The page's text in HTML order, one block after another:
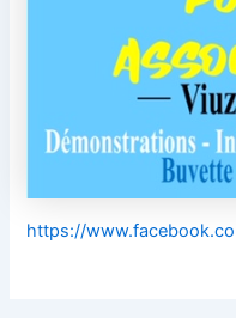
https://